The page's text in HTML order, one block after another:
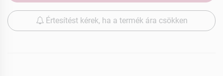
Értesítést kérek, ha a termék ára csökken